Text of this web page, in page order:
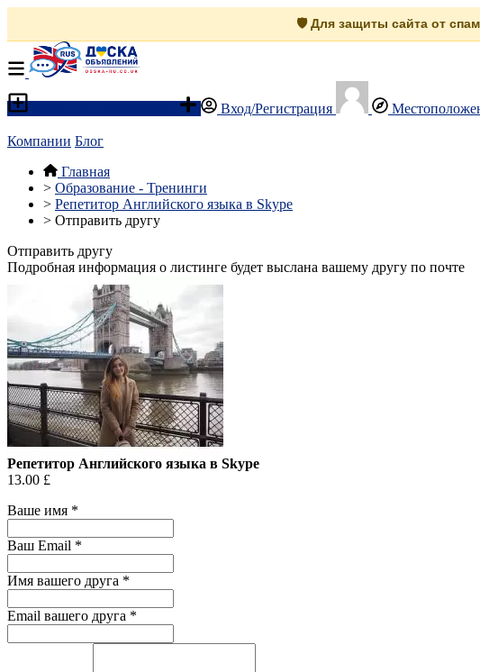
🛡️ Для защиты сайта от
Вход/Регистрация
Компании Блог
Главная
> Образование - Тренинги
> Репетитор Английского языка в Skype
> Отправить другу
Отправить другу
Подробная информация о листинге будет выслана вашему другу по почте
Репетитор Английского языка в Skype
13.00 £
Ваше имя *
Ваш Email *
Имя вашего друга *
Email вашего друга *